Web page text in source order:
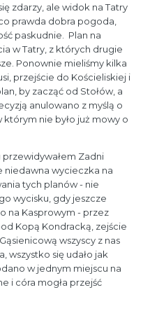
zdarzy, ale widok na Tatry
co prawda dobra pogoda,
paskudnie. Plan na
w Tatry, z których drugie
Ponownie mieliśmy kilka
przejście do Kościeliskiej i
by zacząć od Stołów, a
anulowano z myślą o
którym nie było już mowy o
Zadni
niedawna wycieczka na
tych planów - nie
wycisku, gdy jeszcze
na Kasprowym - przez
Kopą Kondracką, zejście
wszyscy z nas
wszystko się udało jak
w jednym miejscu na
i córa mogła przejść